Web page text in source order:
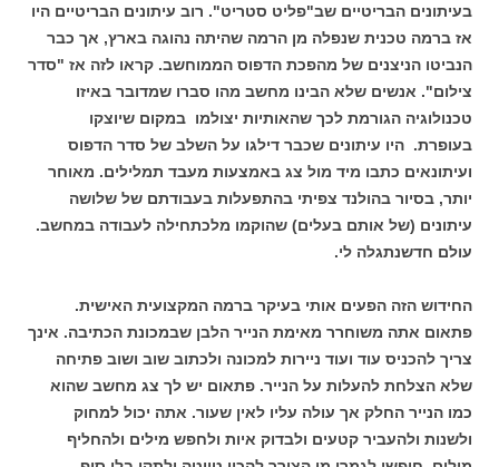
בעיתונים הבריטיים שב"פליט סטריט". רוב עיתונים הבריטיים היו
אז ברמה טכנית שנפלה מן הרמה שהיתה נהוגה בארץ, אך כבר
הנביטו הניצנים של מהפכת הדפוס הממוחשב. קראו לזה אז "סדר
צילום". אנשים שלא הבינו מחשב מהו סברו שמדובר באיזו
טכנולוגיה הגורמת לכך שהאותיות יצולמו במקום שיוצקו
בעופרת. היו עיתונים שכבר דילגו על השלב של סדר הדפוס
ועיתונאים כתבו מיד מול צג באמצעות מעבד תמלילים. מאוחר
יותר, בסיור בהולנד צפיתי בהתפעלות בעבודתם של שלושה
עיתונים (של אותם בעלים) שהוקמו מלכתחילה לעבודה במחשב.
עולם חדשנתגלה לי.
החידוש הזה הפעים אותי בעיקר ברמה המקצועית האישית.
פתאום אתה משוחרר מאימת הנייר הלבן שבמכונת הכתיבה. אינך
צריך להכניס עוד ועוד ניירות למכונה ולכתוב שוב ושוב פתיחה
שלא הצלחת להעלות על הנייר. פתאום יש לך צג מחשב שהוא
כמו הנייר החלק אך עולה עליו לאין שעור. אתה יכול למחוק
ולשנות ולהעביר קטעים ולבדוק איות ולחפש מילים ולהחליף